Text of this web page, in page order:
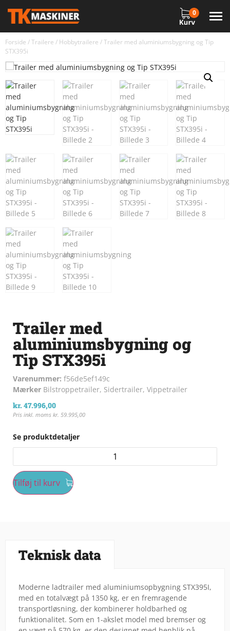
0
Forside /Trailere / Hobbytrailere / Trailer med aluminiumsbygning og Tip
STX395i
Trailer med
aluminiumsbygning og
Tip STX395i
Varenummer: f56de5ef149c
Mærker Bilstroppetrailer, Sidertrailer, Vippetrailer
kr.47.996,00
Pris inkl. moms kr. 59.995,00
Se produktdetaljer
Tilføj til kurv
Teknisk data
Moderne ladtrailer med aluminiumsopbygning STX395I,
med en totalvægt på 1350 kg, er en fremragende
transportløsning, der kombinerer holdbarhed og
funktionalitet. Som en 1-akslet model med bremser og